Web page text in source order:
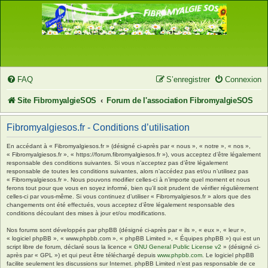
FAQ Connexion
S’enregistrer
Site FibromyalgieSOS Forum de l'association FibromyalgieSOS
Fibromyalgiesos.fr - Conditions d’utilisation
En accédant à « Fibromyalgiesos.fr » (désigné ci-après par « nous », « notre », « nos »,
« Fibromyalgiesos.fr », « https://forum.fibromyalgiesos.fr »), vous acceptez d’être légalement
responsable des conditions suivantes. Si vous n’acceptez pas d’être légalement
responsable de toutes les conditions suivantes, alors n’accédez pas et/ou n’utilisez pas
« Fibromyalgiesos.fr ». Nous pouvons modifier celles-ci à n’importe quel moment et nous
ferons tout pour que vous en soyez informé, bien qu’il soit prudent de vérifier régulièrement
celles-ci par vous-même. Si vous continuez d’utiliser « Fibromyalgiesos.fr » alors que des
changements ont été effectués, vous acceptez d’être légalement responsable des
conditions découlant des mises à jour et/ou modifications.
Nos forums sont développés par phpBB (désigné ci-après par « ils », « eux », « leur »,
« logiciel phpBB », « www.phpbb.com », « phpBB Limited », « Équipes phpBB ») qui est un
script libre de forum, déclaré sous la licence « GNU General Public License v2 » (désigné ci-
après par « GPL ») et qui peut être téléchargé depuis www.phpbb.com . Le logiciel phpBB
facilite seulement les discussions sur Internet. phpBB Limited n’est pas responsable de ce